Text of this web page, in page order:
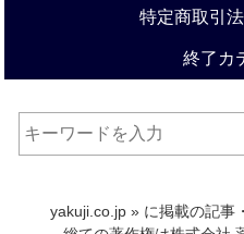
特定商取引
終了カ
yakuji.co.jp » に掲載の記事